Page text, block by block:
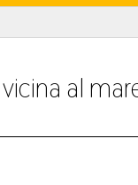
al